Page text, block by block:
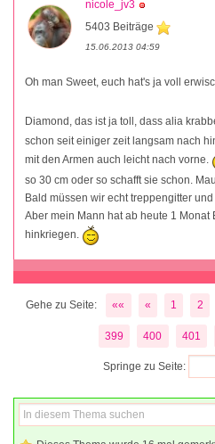
nicole_jv3
5403 Beiträge
15.06.2013 04:59
Oh man Sweet, euch hat's ja voll
Diamond, das ist ja toll, dass alia
schon seit einiger zeit langsam nach
mit den Armen auch leicht nach vorne.
so 30 cm oder so schafft sie schon.
Bald müssen wir echt treppengitter
Aber mein Mann hat ab heute 1 Monat
hinkriegen.
Gehe zu Seite: «« « 1 2
399 400 401
Springe zu Seite: